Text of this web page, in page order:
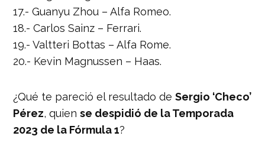
17.- Guanyu Zhou – Alfa Romeo.
18.- Carlos Sainz – Ferrari.
19.- Valtteri Bottas – Alfa Rome.
20.- Kevin Magnussen – Haas.
¿Qué te pareció el resultado deSergio ‘Checo’
Pérez, quiense despidió de la Temporada
2023 de la Fórmula 1?